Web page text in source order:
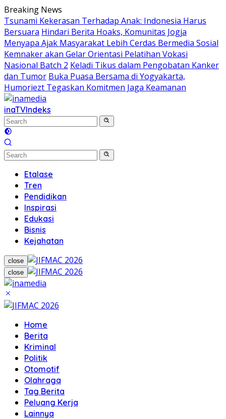
Skip
to
content
Breaking News
Tsunami Kekerasan Terhadap Anak: Indonesia Harus
Bersuara Hindari Berita Hoaks, Komunitas Jogja
Menyapa Ajak Masyarakat Lebih Cerdas Bermedia Sosial
Kemnaker akan Gelar Orientasi Pelatihan Vokasi
Nasional Batch 2 Keladi Tikus dalam Pengobatan Kanker
dan Tumor Buka Puasa Bersama di Yogyakarta,
Humoriezt Tegaskan Komitmen Jaga Keamanan
inaTVIndeks
Etalase
Tren
Pendidikan
Inspirasi
Edukasi
Bisnis
Kejahatan
close
close
Home
Berita
Kriminal
Politik
Otomotif
Olahraga
Tag Berita
Peluang Kerja
Lainnya